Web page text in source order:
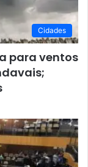
Cidades
para ventos